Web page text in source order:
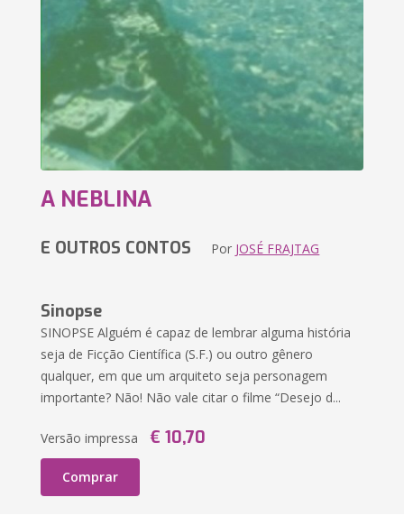
A NEBLINA
E OUTROS CONTOS Por JOSÉ FRAJTAG
Sinopse
SINOPSE Alguém é capaz de lembrar alguma história
seja de Ficção Científica (S.F.) ou outro gênero
qualquer, em que um arquiteto seja personagem
importante? Não! Não vale citar o filme “Desejo d...
Versão impressa € 10,70
Comprar